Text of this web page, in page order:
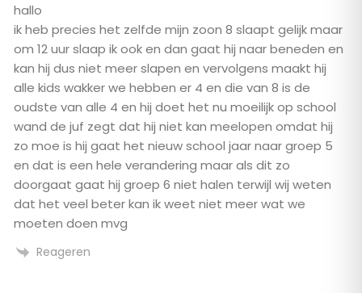
hallo
ik heb precies het zelfde mijn zoon 8 slaapt gelijk maar
om 12 uur slaap ik ook en dan gaat hij naar beneden en
kan hij dus niet meer slapen en vervolgens maakt hij
alle kids wakker we hebben er 4 en die van 8 is de
oudste van alle 4 en hij doet het nu moeilijk op school
wand de juf zegt dat hij niet kan meelopen omdat hij
zo moe is hij gaat het nieuw school jaar naar groep 5
en dat is een hele verandering maar als dit zo
doorgaat gaat hij groep 6 niet halen terwijl wij weten
dat het veel beter kan ik weet niet meer wat we
moeten doen mvg
Reageren